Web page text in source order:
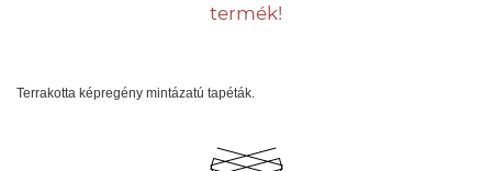
termék!
Terrakotta képregény mintázatú tapéták.